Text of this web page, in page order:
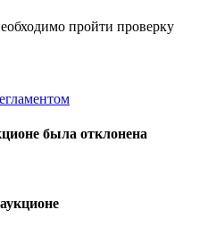
пройти проверку
была отклонена